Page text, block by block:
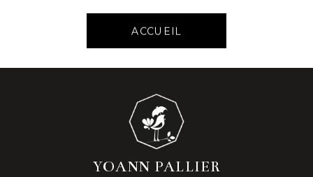
ACCUEIL
YOANN PALLIER